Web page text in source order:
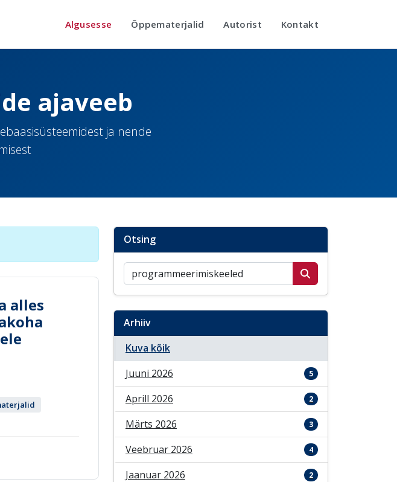
Algusesse Õppematerjalid Autorist Kontakt
ajaveeb
ja nende
alles
Otsing
Otsi postitusi
Arhiiv
Kuva kõik
Juuni 2026
5
Aprill 2026 2
Märts 2026 3
Veebruar 2026 4
Jaanuar 2026 2